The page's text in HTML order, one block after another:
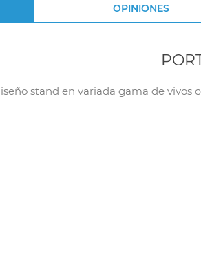
stand en variada gama de vivos
OPINIONES